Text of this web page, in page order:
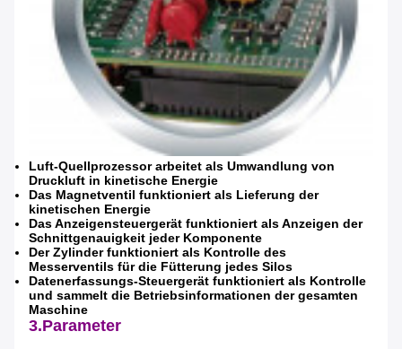
Luft-Quellprozessor arbeitet als Umwandlung von
Druckluft in kinetische Energie
Das Magnetventil funktioniert als Lieferung der
kinetischen Energie
Das Anzeigensteuergerät funktioniert als Anzeigen der
Schnittgenauigkeit jeder Komponente
Der Zylinder funktioniert als Kontrolle des
Messerventils für die Fütterung jedes Silos
Datenerfassungs-Steuergerät funktioniert als Kontrolle
und sammelt die Betriebsinformationen der gesamten
Maschine
3.Parameter